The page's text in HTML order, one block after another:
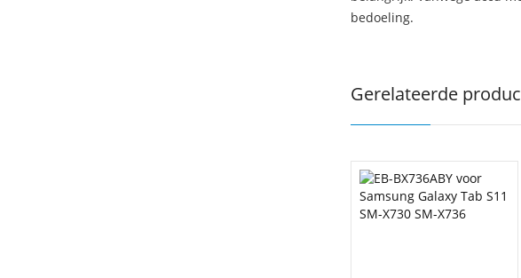
bedoeling.
Gerelateerde